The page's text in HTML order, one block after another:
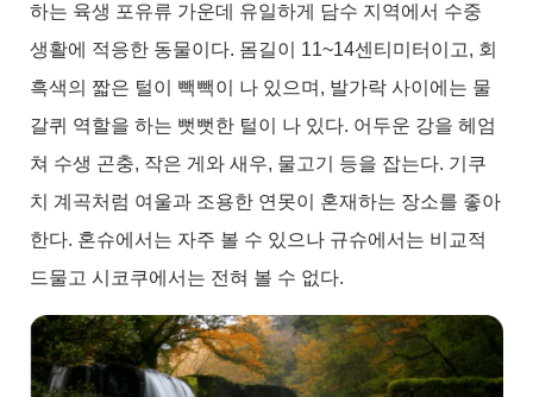
하는 육생 포유류 가운데 유일하게 담수 지역에서 수중
생활에 적응한 동물이다. 몸길이 11~14센티미터이고, 회
흑색의 짧은 털이 빽빽이 나 있으며, 발가락 사이에는 물
갈퀴 역할을 하는 뻣뻣한 털이 나 있다. 어두운 강을 헤엄
쳐 수생 곤충, 작은 게와 새우, 물고기 등을 잡는다. 기쿠
치 계곡처럼 여울과 조용한 연못이 혼재하는 장소를 좋아
한다. 혼슈에서는 자주 볼 수 있으나 규슈에서는 비교적
드물고 시코쿠에서는 전혀 볼 수 없다.